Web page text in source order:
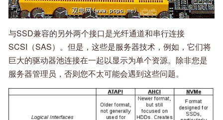
与SSD兼容的另外两个接口是光纤通道和串行连接
SCSI（SAS）。但是，这些是服务器技术，例如，它们将
巨大的驱动器池连接在一起以显示为单个资源。除非您是
服务器管理员，否则您不太可能会遇到这些问题。